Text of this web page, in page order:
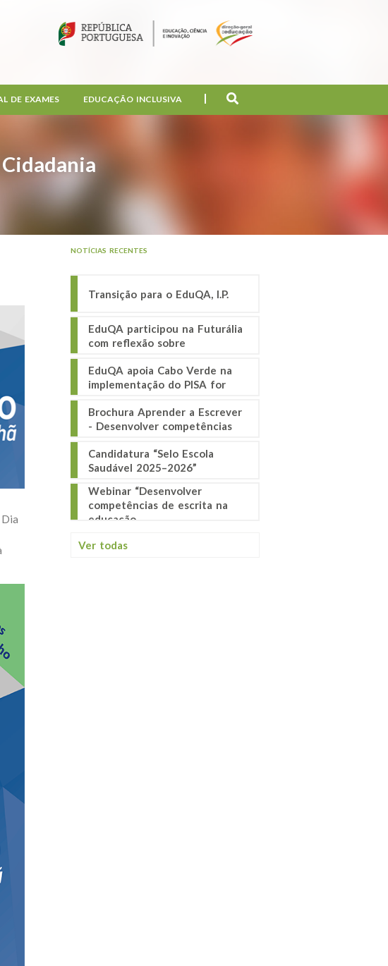
DE EXAMES EDUCAÇÃO INCLUSIVA
NOTÍCIAS RECENTES
Transição para o EduQA, I.P.
EduQA participou na Futurália
com reflexão sobre
EduQA apoia Cabo Verde na
implementação do PISA for
Brochura Aprender a Escrever
- Desenvolver competências
Candidatura “Selo Escola
Saudável 2025–2026”
Webinar “Desenvolver
competências de escrita na
educação
Ver todas